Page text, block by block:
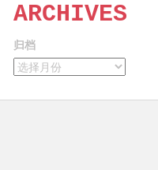
ARCHIVES
归档